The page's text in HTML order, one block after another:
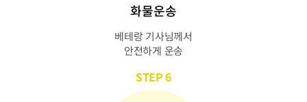
화물운송
베테랑 기사님께서
안전하게 운송
STEP 6